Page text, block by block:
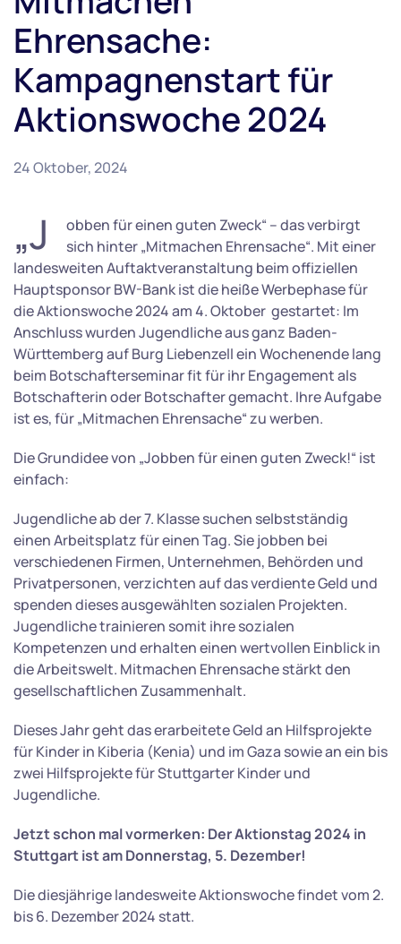
Ehrensache:
Kampagnenstart für
Aktionswoche 2024
24 Oktober, 2024
„J
obben für einen guten Zweck“ – das verbirgt
sich hinter „Mitmachen Ehrensache“. Mit einer
landesweiten Auftaktveranstaltung beim offiziellen
Hauptsponsor BW-Bank ist die heiße Werbephase für
die Aktionswoche 2024 am 4. Oktober gestartet: Im
Anschluss wurden Jugendliche aus ganz Baden-
Württemberg auf Burg Liebenzell ein Wochenende lang
beim Botschafterseminar fit für ihr Engagement als
Botschafterin oder Botschafter gemacht. Ihre Aufgabe
ist es, für „Mitmachen Ehrensache“ zu werben.
Die Grundidee von „Jobben für einen guten Zweck!“ ist
einfach:
Jugendliche ab der 7. Klasse suchen selbstständig
einen Arbeitsplatz für einen Tag. Sie jobben bei
verschiedenen Firmen, Unternehmen, Behörden und
Privatpersonen, verzichten auf das verdiente Geld und
spenden dieses ausgewählten sozialen Projekten.
Jugendliche trainieren somit ihre sozialen
Kompetenzen und erhalten einen wertvollen Einblick in
die Arbeitswelt. Mitmachen Ehrensache stärkt den
gesellschaftlichen Zusammenhalt.
Dieses Jahr geht das erarbeitete Geld an Hilfsprojekte
für Kinder in Kiberia (Kenia) und im Gaza sowie an ein bis
zwei Hilfsprojekte für Stuttgarter Kinder und
Jugendliche.
Jetzt schon mal vormerken: Der Aktionstag 2024 in
Stuttgart ist am Donnerstag, 5. Dezember!
Die diesjährige landesweite Aktionswoche findet vom 2.
bis 6. Dezember 2024 statt.